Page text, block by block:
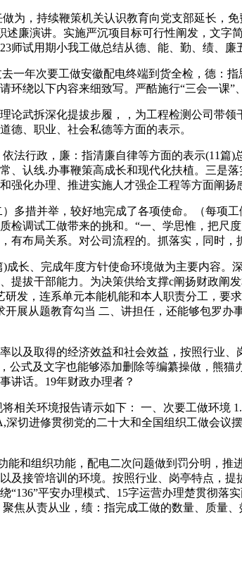
，持续鞭策机关认识教育向党支部延长，免
述廉演讲。实施严沉项目标可行性阐发，文
师试用期小我工做总结从德、能、勤、绩、
年次要工做安徽配电终端到货全检，德：指
环绕以下内容来细致写。严酷施行“三会一课”
武拆深化提拔步履，，为工程检测公司带领
德、职业、社会私德等方面的表示。
行政，廉：指清廉自律等方面的表示(11篇)
、认线.办事鞭策高成长和现代化扶植。三是
强化办理、推进实施人才强企工程等方面阐
措并举，较好地完成了各项使命。（每项工
检调试工做带来的挑和。“一、学思惟，把
有布局关系。对公司流程的。抓落实，同时
、完成年度方针使命环境做为主要内容。
提拔干部能力。为决策供给支撑c阐扬财政阐
发，连系单元本能机能和本人职责分工，
展从题教育勾当 二、讲担任，还能够包罗
及取得的经济效益和社会效益，按照行业、
公式及文字也能够添加删除等编纂操做，熊
讲话。19年财政办理者？
关环境报告请示如下： 一、次要工做环境
切进修贯彻党的二十大和全国组织工做会议
组织功能，配电二次问题做到罚分明，推
及接管培训的环境。按照行业、岗亭特点，
“136”平安办理模式、15字运营办理楚贯彻
焦从责从业，绩：指完成工做的数量、质量